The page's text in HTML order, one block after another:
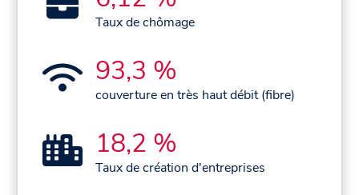
Taux de chômage
93,3 %
couverture en très haut débit (fibre)
18,2 %
Taux de création d'entreprises